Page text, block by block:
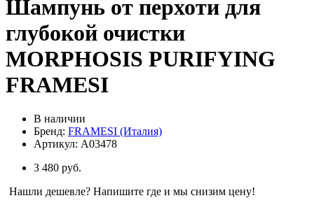
Шампунь от перхоти для
глубокой очистки
MORPHOSIS PURIFYING
FRAMESI
В наличии
Бренд: FRAMESI (Италия)
Артикул: A03478
3 480 руб.
Нашли дешевле? Напишите где и мы снизим цену!